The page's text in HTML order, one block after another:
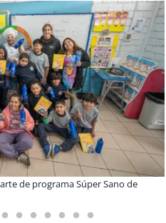
tecnología para modernizar la